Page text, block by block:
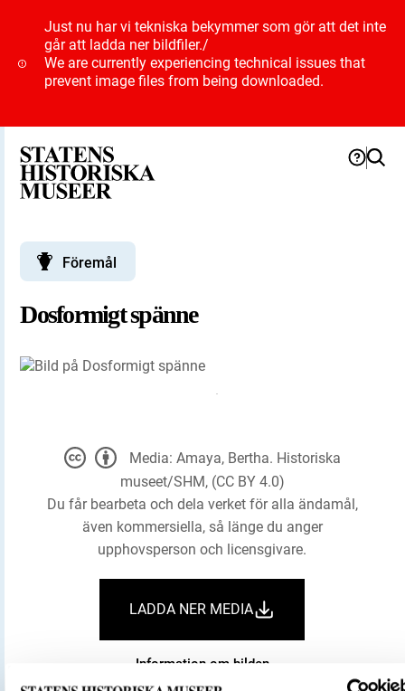
Just nu har vi tekniska bekymmer som gör att det inte
går att ladda ner bildfiler./
We are currently experiencing technical issues that
prevent image files from being downloaded.
Föremål
Dosformigt spänne
Media: Amaya, Bertha. Historiska
museet/SHM, (CC BY 4.0)
Du får bearbeta och dela verket för alla ändamål,
även kommersiella, så länge du anger
upphovsperson och licensgivare.
LADDA NER MEDIA
Information om bilden